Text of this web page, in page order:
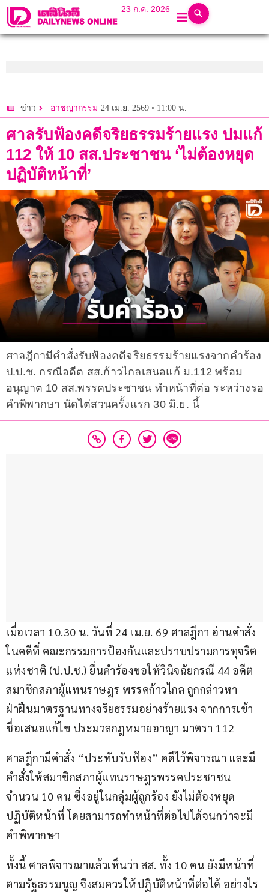
23 ก.ค. 2026
ข่าว อาชญากรรม 24 เม.ย. 2569 • 11:00 น.
ศาลรับฟ้องคดีจริยธรรมร้ายแรง ปมแก้
112 ให้ 10 สส.ประชาชน ‘ไม่ต้องหยุด
ปฏิบัติหน้าที่’
ศาลฎีกามีคำสั่งรับฟ้องคดีจริยธรรมร้ายแรงจากคำร้อง
ป.ป.ช. กรณีอดีต สส.ก้าวไกลเสนอแก้ ม.112 พร้อม
อนุญาต 10 สส.พรรคประชาชน ทำหน้าที่ต่อ ระหว่างรอ
คำพิพากษา นัดไต่สวนครั้งแรก 30 มิ.ย. นี้
เมื่อเวลา 10.30 น. วันที่ 24 เม.ย. 69 ศาลฎีกา อ่านคำสั่ง
ในคดีที่ คณะกรรมการป้องกันและปราบปรามการทุจริต
แห่งชาติ (ป.ป.ช.) ยื่นคำร้องขอให้วินิจฉัยกรณี 44 อดีต
สมาชิกสภาผู้แทนราษฎร พรรคก้าวไกล ถูกกล่าวหา
ฝ่าฝืนมาตรฐานทางจริยธรรมอย่างร้ายแรง จากการเข้า
ชื่อเสนอแก้ไข ประมวลกฎหมายอาญา มาตรา 112
ศาลฎีกามีคำสั่ง “ประทับรับฟ้อง” คดีไว้พิจารณา และมี
คำสั่งให้สมาชิกสภาผู้แทนราษฎรพรรคประชาชน
จำนวน 10 คน ซึ่งอยู่ในกลุ่มผู้ถูกร้อง ยังไม่ต้องหยุด
ปฏิบัติหน้าที่ โดยสามารถทำหน้าที่ต่อไปได้จนกว่าจะมี
คำพิพากษา
ทั้งนี้ ศาลพิจารณาแล้วเห็นว่า สส. ทั้ง 10 คน ยังมีหน้าที่
ตามรัฐธรรมนูญ จึงสมควรให้ปฏิบัติหน้าที่ต่อได้ อย่างไร